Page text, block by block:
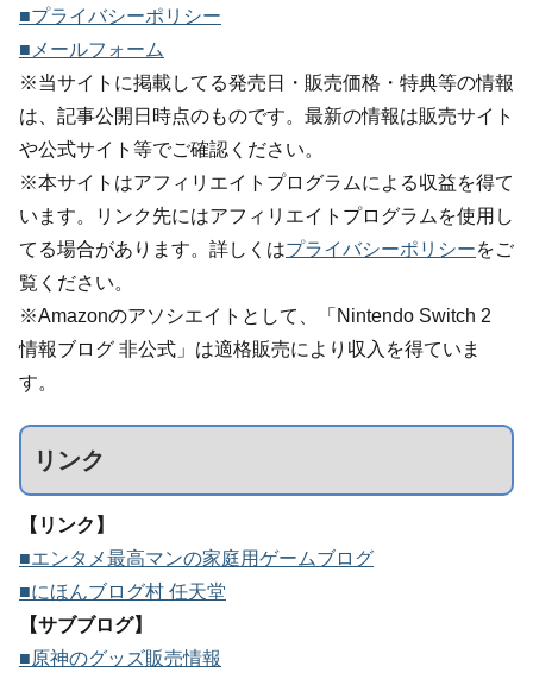
■プライバシーポリシー
■メールフォーム
※当サイトに掲載してる発売日・販売価格・特典等の情報
は、記事公開日時点のものです。最新の情報は販売サイト
や公式サイト等でご確認ください。
※本サイトはアフィリエイトプログラムによる収益を得て
います。リンク先にはアフィリエイトプログラムを使用し
てる場合があります。詳しくはプライバシーポリシーをご
覧ください。
※Amazonのアソシエイトとして、「Nintendo Switch 2
情報ブログ 非公式」は適格販売により収入を得ていま
す。
リンク
【リンク】
■エンタメ最高マンの家庭用ゲームブログ
■にほんブログ村 任天堂
【サブブログ】
■原神のグッズ販売情報